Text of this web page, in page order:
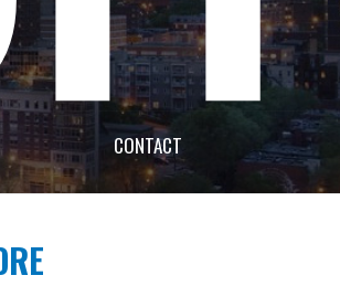
CONTACT